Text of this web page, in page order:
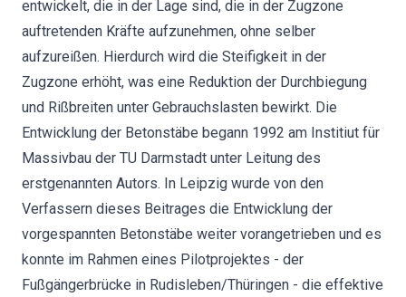
entwickelt, die in der Lage sind, die in der Zugzone
auftretenden Kräfte aufzunehmen, ohne selber
aufzureißen. Hierdurch wird die Steifigkeit in der
Zugzone erhöht, was eine Reduktion der Durchbiegung
und Rißbreiten unter Gebrauchslasten bewirkt. Die
Entwicklung der Betonstäbe begann 1992 am Institiut für
Massivbau der TU Darmstadt unter Leitung des
erstgenannten Autors. In Leipzig wurde von den
Verfassern dieses Beitrages die Entwicklung der
vorgespannten Betonstäbe weiter vorangetrieben und es
konnte im Rahmen eines Pilotprojektes - der
Fußgängerbrücke in Rudisleben/Thüringen - die effektive